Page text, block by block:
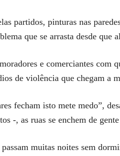
partidos, pinturas nas
que se arrasta desde que
e comerciantes com
de violência que chegam a
fecham isto mete medo”,
-, as ruas se enchem de
muitas noites sem